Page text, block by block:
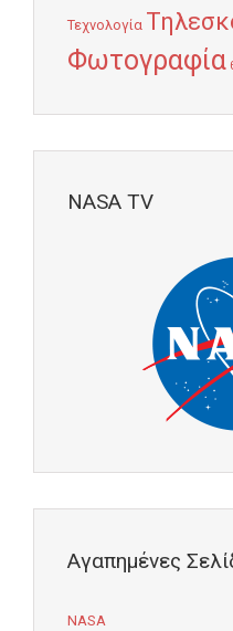
Τεχνολογία
Φωτογραφία
NASA TV
Αγαπημένες
NASA